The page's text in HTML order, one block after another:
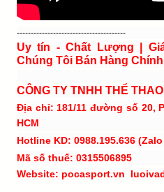
---------------------------------------
Uy tín - Chất Lượng |
Chúng Tôi Bán Hàng
CÔNG TY TNHH THỂ
Địa chỉ: 181/11 đường số 20,
HCM
Hotline KD: 0988.195.636
Mã số thuế: 0315506895
Website: pocasport.vn